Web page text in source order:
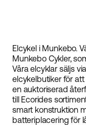
Elcykel i Munkebo.
Munkebo Cykler,
Våra elcyklar säljs
elcykelbutiker för
en auktoriserad
till Ecorides
smart konstruktion
batteriplacering för